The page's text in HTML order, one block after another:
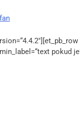
pokud